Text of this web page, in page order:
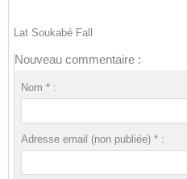
Lat Soukabé Fall
Nouveau commentaire :
Nom * :
Adresse email (non publiée) * :